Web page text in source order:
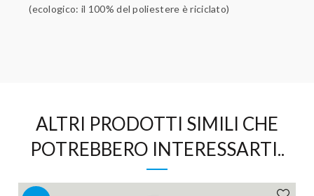
(ecologico: il 100% del poliestere è riciclato)
ALTRI PRODOTTI SIMILI CHE
POTREBBERO INTERESSARTI..